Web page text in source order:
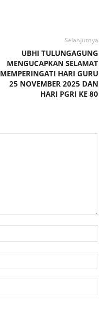
Selanjutnya
UBHI TULUNGAGUNG
MENGUCAPKAN SELAMAT
MEMPERINGATI HARI GURU
25 NOVEMBER 2025 DAN
HARI PGRI KE 80